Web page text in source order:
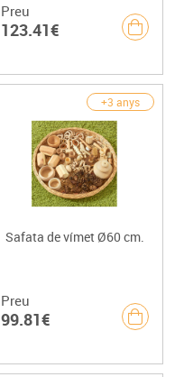
Preu
123.41€
+3 anys
Safata de vímet Ø60 cm.
Preu
99.81€